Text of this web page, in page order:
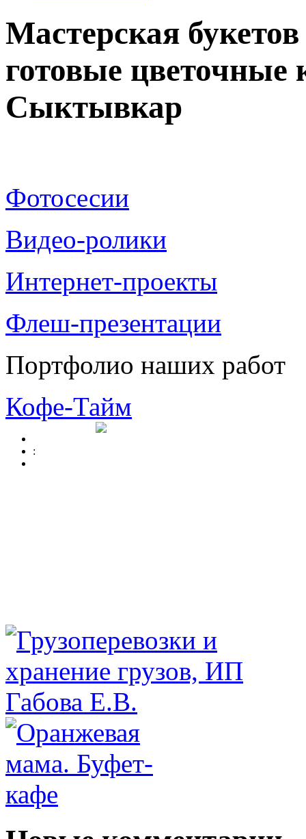
Мастерская
готовые цветочные
Сыктывкар
Фотосесии
Видео-ролики
Интернет-проекты
Флеш-презентации
Портфолио наших работ
Кофе-Тайм
: